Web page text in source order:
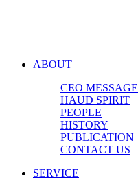
ABOUT
CEO MESSAGE
HAUD SPIRIT
PEOPLE
HISTORY
PUBLICATION
CONTACT US
SERVICE